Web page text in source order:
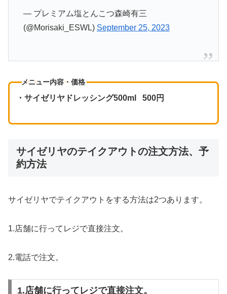
— プレミアム塩とんこつ森崎有三
(@Morisaki_ESWL) September 25, 2023
メニュー内容・価格
・サイゼリヤドレッシング500ml 500円
サイゼリヤのテイクアウトの注文方法、予
約方法
サイゼリヤでテイクアウトをする方法は2つあります。
1.店舗に行ってレジで直接注文。
2.電話で注文。
1.店舗に行ってレジで直接注文。